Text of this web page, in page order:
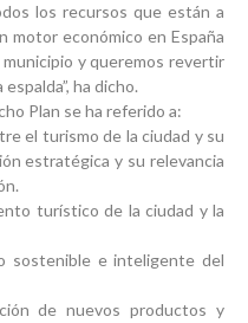
los recursos que están a
motor económico en España
y queremos revertir
ha dicho.
Plan se ha referido a:
turismo de la ciudad y su
estratégica y su relevancia
turístico de la ciudad y la
e inteligente del
nuevos productos y